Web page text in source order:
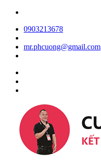
0903213678
mr.phcuong@gmail.com